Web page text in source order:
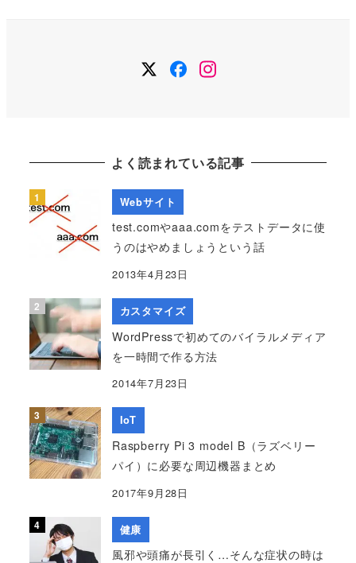
Twitter
Facebook
Instagram
よく読まれている記事
Webサイト
test.comやaaa.comをテストデータに使
うのはやめましょうという話
2013年4月23日
カスタマイズ
WordPressで初めてのバイラルメディア
を一時間で作る方法
2014年7月23日
IoT
Raspberry Pi 3 model B（ラズベリー
パイ）に必要な周辺機器まとめ
2017年9月28日
健康
風邪や頭痛が長引く…そんな症状の時は